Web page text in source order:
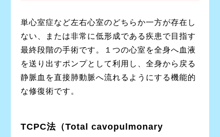
単心室症など左右心室のどちらか一方が存在し
ない、または非常に低形成である疾患で目指す
最終段階の手術です。１つの心室を全身へ血液
を送り出すポンプとして利用し、全身から戻る
静脈血を直接肺動脈へ流れるようにする機能的
な修復術です。
TCPC法（Total cavopulmonary